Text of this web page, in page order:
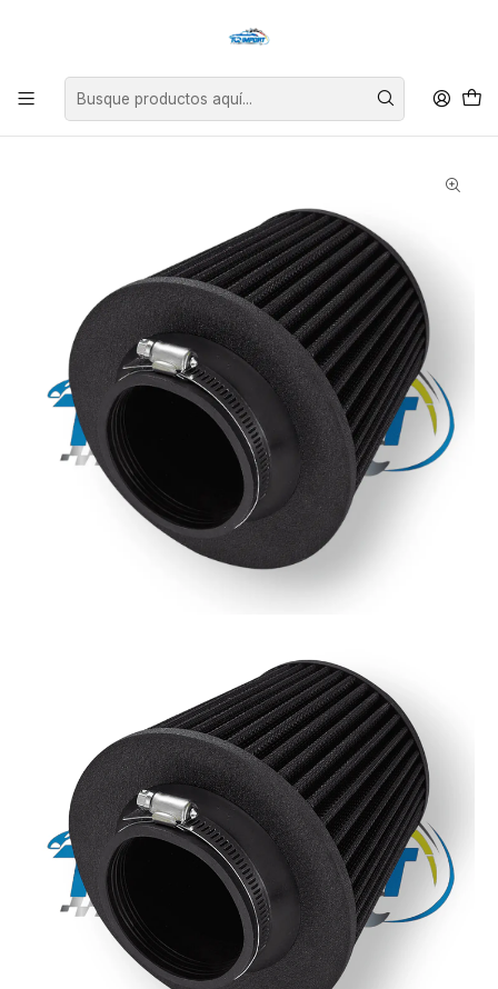
Asesoría personalizada para encontrar el repuesto perfecto para tu
Inicio Filtro Cónico